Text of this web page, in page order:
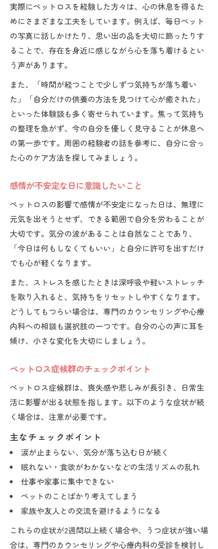
実際にペットロスを経験した方々は、心の休息を得るた
めにさまざまな工夫をしています。例えば、毎日ペット
の写真に話しかけたり、思い出の品を大切に飾ったりす
ることで、存在を身近に感じながら心を落ち着けるとい
う声があります。
また、「時間が経つことで少しずつ気持ちが落ち着い
た」「自分だけの供養の方法を見つけて心が癒された」
といった体験談も多く寄せられています。焦って気持ち
の整理を急がず、今の自分を優しく見守ることが休息へ
の第一歩です。周囲の経験者の話を参考に、自分に合っ
た心のケア方法を探してみましょう。
感情が不安定な日に意識したいこと
ペットロスの影響で感情が不安定になった日は、無理に
元気を出そうとせず、できる範囲で自分を労わることが
大切です。気分の波があることは自然なことであり、
「今日は何もしなくてもいい」と自分に許可を出すだけ
でも心が軽くなります。
また、ストレスを感じたときは深呼吸や軽いストレッチ
を取り入れると、気持ちをリセットしやすくなります。
どうしてもつらい場合は、専門のカウンセリングや心療
内科への相談も選択肢の一つです。自分の心の声に耳を
傾け、小さな変化を大切にしましょう。
ペットロス症候群のチェックポイント
ペットロス症候群は、喪失感や悲しみが長引き、日常生
活に影響が出る状態を指します。以下のような症状が続
く場合は、注意が必要です。
主なチェックポイント
涙が止まらない、気分が落ち込む日が続く
眠れない・食欲がわかないなどの生活リズムの乱れ
仕事や家事に集中できない
ペットのことばかり考えてしまう
家族や友人との交流を避けるようになる
これらの症状が2週間以上続く場合や、うつ症状が強い場
合は、専門のカウンセリングや心療内科の受診を検討し